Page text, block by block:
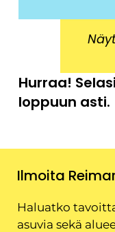
Hurraa!
loppuun asti.
Ilmoita
Haluatko
asuvia sekä